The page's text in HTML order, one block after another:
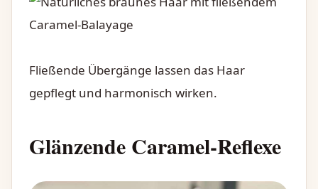
Fließende Übergänge lassen das Haar
gepflegt und harmonisch wirken.
Glänzende Caramel-Reflexe